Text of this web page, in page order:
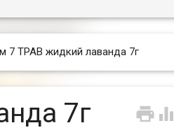
7 ТРАВ жидкий лаванда 7г
 
7г